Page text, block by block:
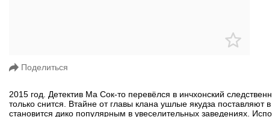
Поделиться
2015 год. Детектив Ма Сок-то перевёлся в инчхонский
только снится. Втайне от главы клана ушлые якудза поставляют
становится дико популярным в увеселительных заведениях.